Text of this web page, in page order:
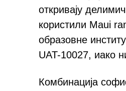
откривају
користили Maui
образовне
UAT-10027, иако
Комбинација